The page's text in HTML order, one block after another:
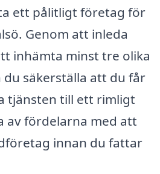
ett pålitligt företag för
Genom att inleda
inhämta minst tre olika
säkerställa att du får
tjänsten till ett rimligt
av fördelarna med att
innan du fattar